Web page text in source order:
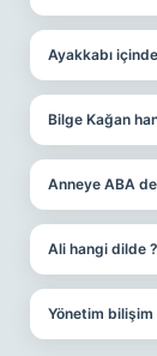
Ayakkabı
Bilge Kağan
Anneye ABA
Ali hangi dilde ?
Yönetim